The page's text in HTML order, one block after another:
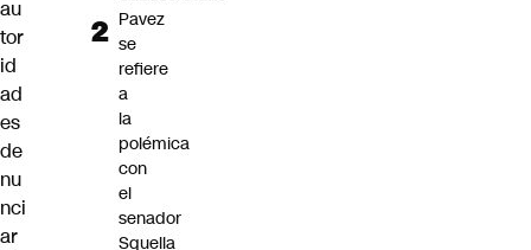
au
tor
id
ad
es
de
nu
nci
ar
Pavez
se
refiere
a
la
polémica
con
el
senador
Squella